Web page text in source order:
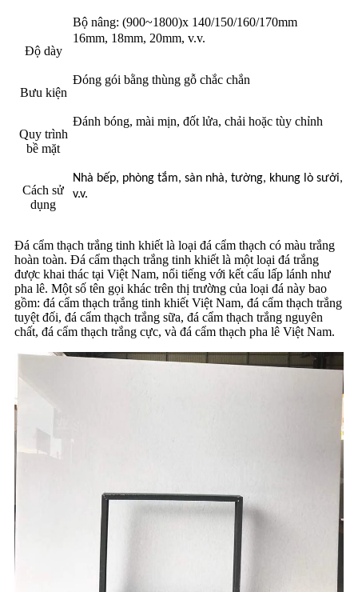
Bộ nâng: (900~1800)x 140/150/160/170mm
Độ dày
16mm, 18mm, 20mm, v.v.
Bưu kiện
Đóng gói bằng thùng gỗ chắc chắn
Quy trình
bề mặt
Đánh bóng, mài mịn, đốt lửa, chải hoặc tùy chỉnh
Cách sử
dụng
Nhà bếp, phòng tắm, sàn nhà, tường, khung lò sưởi,
v.v.
Đá cẩm thạch trắng tinh khiết là loại đá cẩm thạch có màu trắng
hoàn toàn. Đá cẩm thạch trắng tinh khiết là một loại đá trắng
được khai thác tại Việt Nam, nổi tiếng với kết cấu lấp lánh như
pha lê. Một số tên gọi khác trên thị trường của loại đá này bao
gồm: đá cẩm thạch trắng tinh khiết Việt Nam, đá cẩm thạch trắng
tuyệt đối, đá cẩm thạch trắng sữa, đá cẩm thạch trắng nguyên
chất, đá cẩm thạch trắng cực, và đá cẩm thạch pha lê Việt Nam.